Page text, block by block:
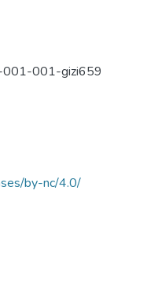
001-gizi659
by-nc/4.0/